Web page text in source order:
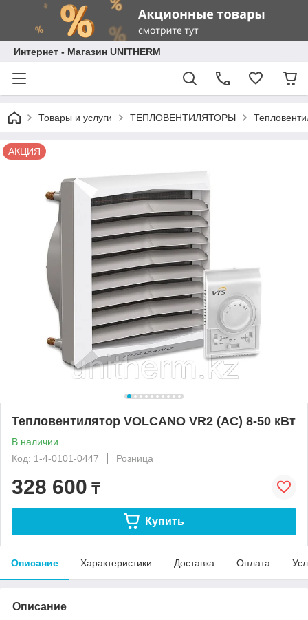
Интернет - Магазин UNITHERM
Товары и услуги ТЕПЛОВЕНТИЛЯТОРЫ
АКЦИЯ
Тепловентилятор VOLCANO VR2 (AC) 8-50 кВт
В наличии
Код: 1-4-0101-0447
Розница
328 600 ₸
Купить
Описание Характеристики Доставка Оплата
Описание